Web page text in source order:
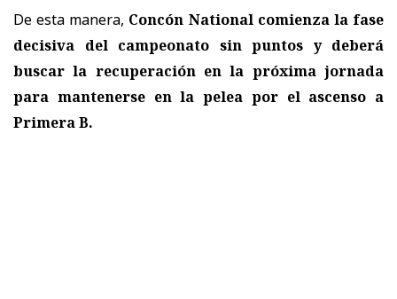
De esta manera, Concón National comienza la fase
decisiva del campeonato sin puntos y deberá
buscar la recuperación en la próxima jornada
para mantenerse en la pelea por el ascenso a
Primera B.